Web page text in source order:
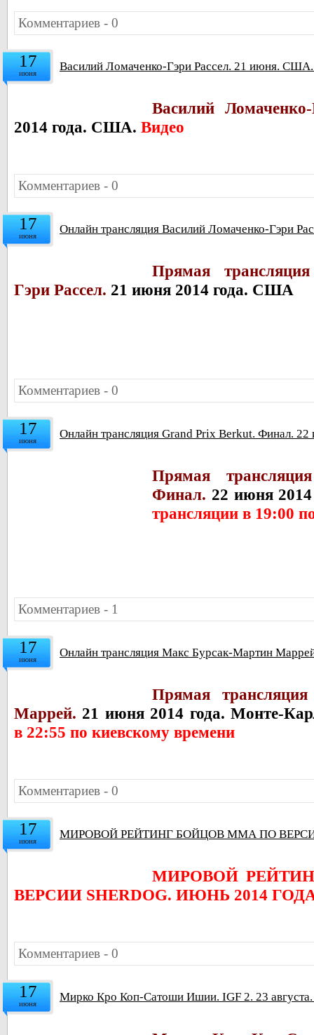
Комментариев - 0
17
июня Василий Ломаченко-Гэри Рассел. 21 июня.
Василий
2014 года. США. Видео
Комментариев - 0
17
июня Онлайн трансляция Василий Ломаченко-Гэри
Прямая
Гэри Рассел. 21 июня 2014 года. США
Комментариев - 0
17
июня Онлайн трансляция Grand Prix Berkut. Финал.
Прямая
Финал. 22 июня
трансляции в 19:00
Комментариев - 1
17
июня Онлайн трансляция Макс Бурсак-Мартин
Прямая
Маррей. 21 июня 2014 года. Монте-
в 22:55 по киевскому времени
Комментариев - 0
17
июня МИРОВОЙ РЕЙТИНГ БОЙЦОВ ММА ПО
МИРОВОЙ
ВЕРСИИ SHERDOG. ИЮНЬ 2014
Комментариев - 0
17
июня Мирко Кро Коп-Сатоши Ишии. IGF 2. 23